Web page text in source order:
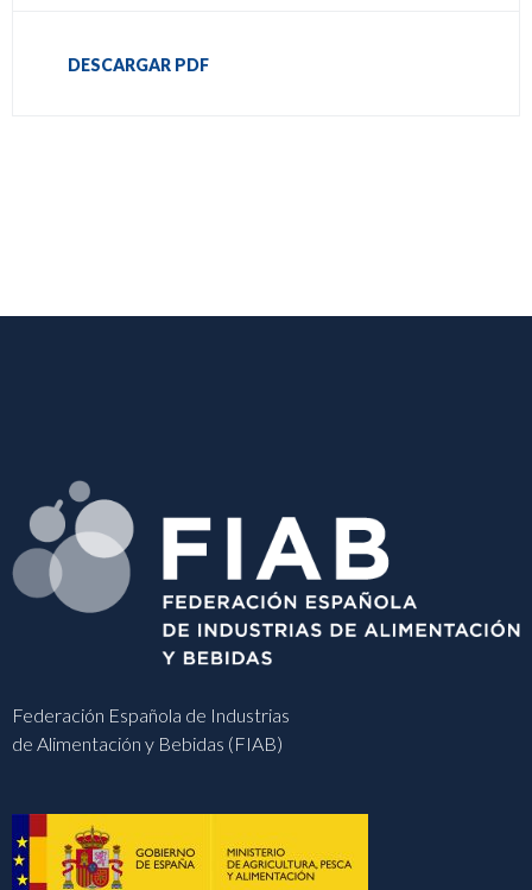
DESCARGAR PDF
Federación Española de Industrias
de Alimentación y Bebidas (FIAB)